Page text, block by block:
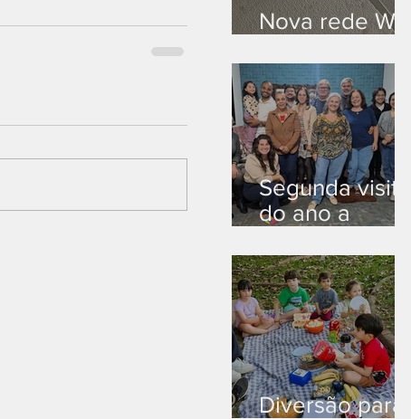
Nova rede Wi-
Segunda visita
do ano a
Diversão para